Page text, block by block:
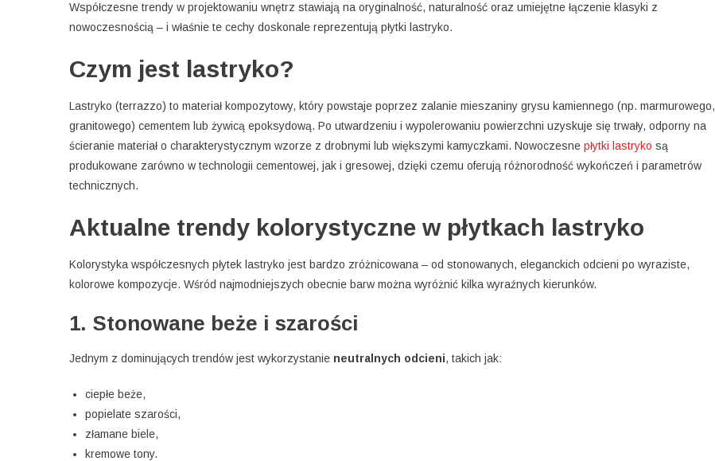
Współczesne trendy w projektowaniu wnętrz stawiają na oryginalność, naturalność oraz umiejętne łączenie klasyki z
nowoczesnością – i właśnie te cechy doskonale reprezentują płytki lastryko.
Czym jest lastryko?
Lastryko (terrazzo) to materiał kompozytowy, który powstaje poprzez zalanie mieszaniny grysu kamiennego (np. marmurowego,
granitowego) cementem lub żywicą epoksydową. Po utwardzeniu i wypolerowaniu powierzchni uzyskuje się trwały, odporny na
ścieranie materiał o charakterystycznym wzorze z drobnymi lub większymi kamyczkami. Nowoczesne płytki lastryko są
produkowane zarówno w technologii cementowej, jak i gresowej, dzięki czemu oferują różnorodność wykończeń i parametrów
technicznych.
Aktualne trendy kolorystyczne w płytkach lastryko
Kolorystyka współczesnych płytek lastryko jest bardzo zróżnicowana – od stonowanych, eleganckich odcieni po wyraziste,
kolorowe kompozycje. Wśród najmodniejszych obecnie barw można wyróżnić kilka wyraźnych kierunków.
1. Stonowane beże i szarości
Jednym z dominujących trendów jest wykorzystanie neutralnych odcieni, takich jak:
ciepłe beże,
popielate szarości,
złamane biele,
kremowe tony.